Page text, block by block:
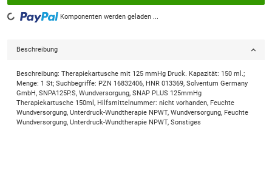
Loading... Komponenten werden geladen ...
Beschreibung
Beschreibung: Therapiekartusche mit 125 mmHg Druck. Kapazität: 150 ml.;
Menge: 1 St; Suchbegriffe: PZN 16832406, HNR 013369, Solventum Germany
GmbH, SNPA125P.S, Wundversorgung, SNAP PLUS 125mmHg
Therapiekartusche 150ml, Hilfsmittelnummer: nicht vorhanden, Feuchte
Wundversorgung, Unterdruck-Wundtherapie NPWT, Wundversorgung, Feuchte
Wundversorgung, Unterdruck-Wundtherapie NPWT, Sonstiges